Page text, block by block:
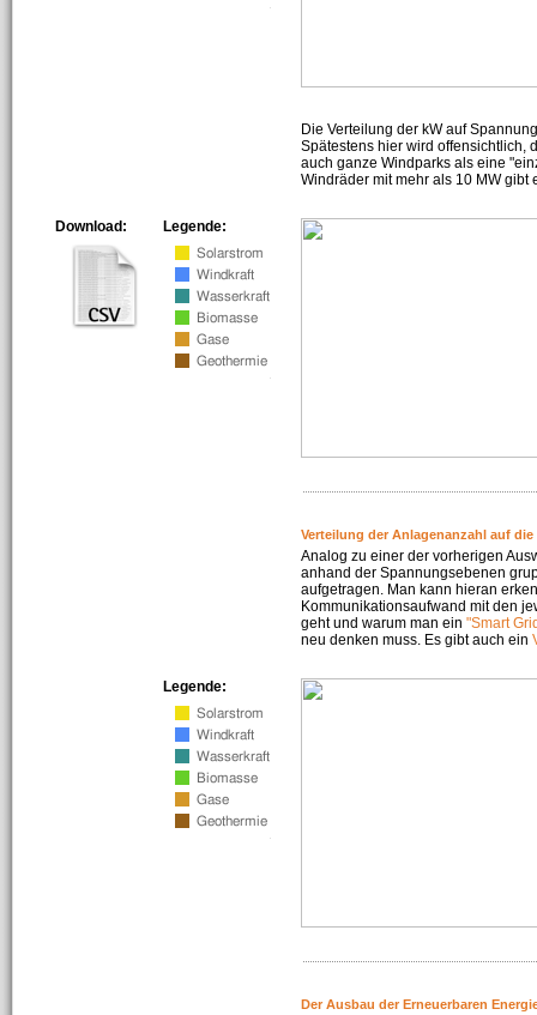
Die Verteilung der kW auf
Spätestens hier wird offensichtlich,
auch ganze Windparks als eine
Windräder mit mehr als 10 MW gibt
Legende:
Download:
Verteilung der Anlagenanzahl auf die
Analog zu einer der vorherigen
anhand der Spannungsebenen
aufgetragen. Man kann hieran
Kommunikationsaufwand mit den
geht und warum man ein "Smart
neu denken muss. Es gibt auch ein
Legende:
Der Ausbau der Erneuerbaren